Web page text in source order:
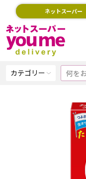
ネットスーパー
カテゴリー